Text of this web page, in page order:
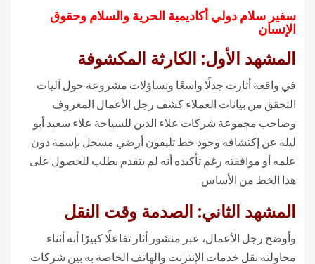
سفير سلام دولي أكاديمية الحرية والسلام وحقوق
الإنسان
المشهد الأول: الكارثة المكشوفة
في واقعة أثارت جدلًا واسعًا وتساؤلات مشروعة حول آليات
التحقق من بيانات العملاء كشف رجل الأعمال المعروف
وصاحب مجموعة شركات علاء الدين للسياحة علاء سعيد أبو
ليله عن إكتشافه وجود خط تليفون أرضي مسجل بإسمه دون
علمه أو موافقته رغم تأكيده أنه لم يتقدم بطلب للحصول على
هذا الخط من الأساس
المشهد الثاني: الصدمة وقت النقل
وأوضح رجل الأعمال، عبر منشور أثار تفاعلًا كبيرًا أنه أثناء
محاولته نقل خدمات الإنترنت والهاتف الخاصة به بين شركات